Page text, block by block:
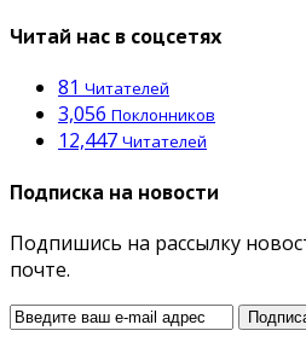
Читай нас в соцсетях
81 Читателей
3,056 Поклонников
12,447 Читателей
Подписка на новости
Подпишись на рассылку
почте.